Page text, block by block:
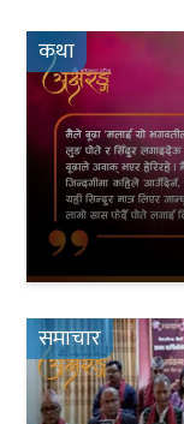
कथा
समाचार